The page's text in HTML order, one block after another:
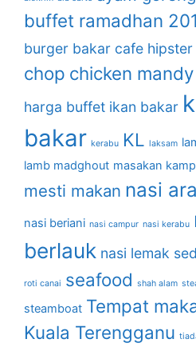
buffet ramadhan
burger bakar cafe hipster
chop chicken mandy
harga buffet ikan bakar
bakar kerabu KL laksam
lamb madghout masakan
mesti makan nasi
nasi beriani nasi campur nasi kerabu
berlauk nasi lemak
roti canai seafood shah alam
steamboat Tempat
Kuala Terengganu